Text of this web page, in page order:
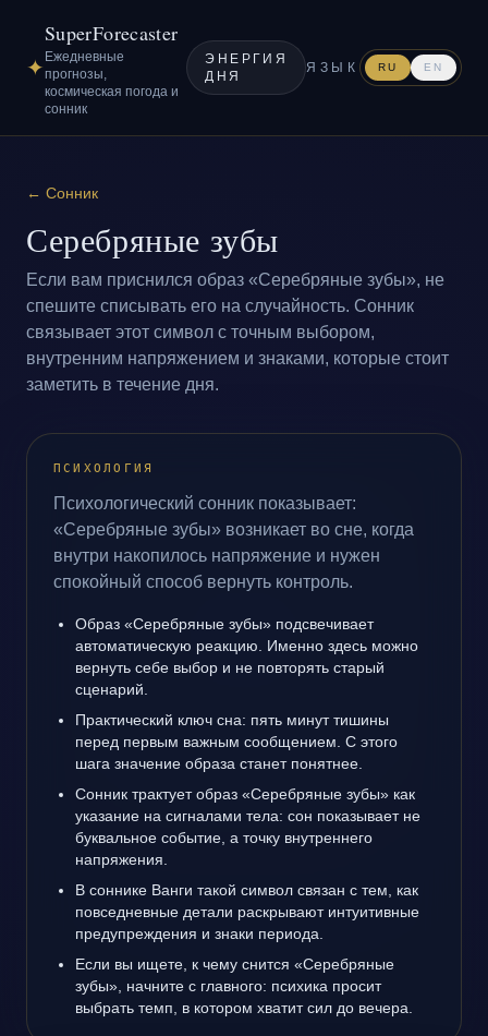
✦
SuperForecaster
Ежедневные
прогнозы,
космическая погода и
сонник
ЭНЕРГИЯ
ДНЯ
ЯЗЫК RU EN
← Сонник
Серебряные зубы
Если вам приснился образ «Серебряные зубы», не
спешите списывать его на случайность. Сонник
связывает этот символ с точным выбором,
внутренним напряжением и знаками, которые стоит
заметить в течение дня.
ПСИХОЛОГИЯ
Психологический сонник показывает:
«Серебряные зубы» возникает во сне, когда
внутри накопилось напряжение и нужен
спокойный способ вернуть контроль.
Образ «Серебряные зубы» подсвечивает
автоматическую реакцию. Именно здесь можно
вернуть себе выбор и не повторять старый
сценарий.
Практический ключ сна: пять минут тишины
перед первым важным сообщением. С этого
шага значение образа станет понятнее.
Сонник трактует образ «Серебряные зубы» как
указание на сигналами тела: сон показывает не
буквальное событие, а точку внутреннего
напряжения.
В соннике Ванги такой символ связан с тем, как
повседневные детали раскрывают интуитивные
предупреждения и знаки периода.
Если вы ищете, к чему снится «Серебряные
зубы», начните с главного: психика просит
выбрать темп, в котором хватит сил до вечера.